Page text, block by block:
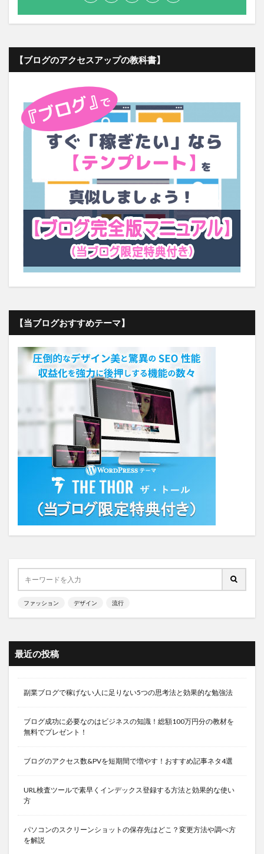
【ブログのアクセスアップの教科書】
【当ブログおすすめテーマ】
ファッション デザイン 流行
最近の投稿
副業ブログで稼げない人に足りない5つの思考法と効果的な勉強法
ブログ成功に必要なのはビジネスの知識！総額100万円分の教材を
無料でプレゼント！
ブログのアクセス数&PVを短期間で増やす！おすすめ記事ネタ4選
URL検査ツールで素早くインデックス登録する方法と効果的な使い
方
パソコンのスクリーンショットの保存先はどこ？変更方法や調べ方
を解説